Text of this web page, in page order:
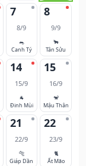
7
8/9
🐀
Canh Tý
8
9/9
🐂
Tân Sửu
14
15/9
🐐
Đinh Mùi
15
16/9
🐒
Mậu Thân
21
22/9
🐅
Giáp Dần
22
23/9
🐈
Ất Mão